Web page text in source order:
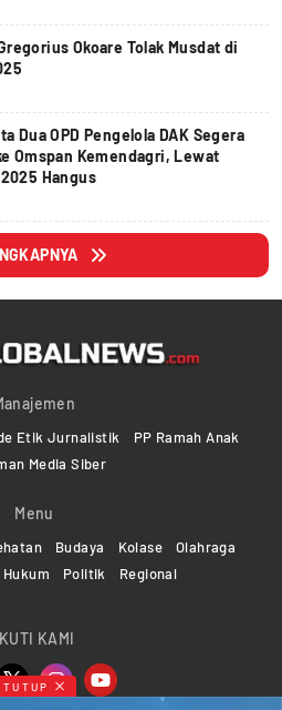
Okoare Tolak Musdat di
Dua OPD Pengelola DAK Segera
Omspan Kemendagri, Lewat
Hangus
Etik Jurnalistik
PP Ramah Anak
Media Siber
Menu
Budaya Kolase
Olahraga
Hukum Politik Regional
IKUTI KAMI
TUTUP